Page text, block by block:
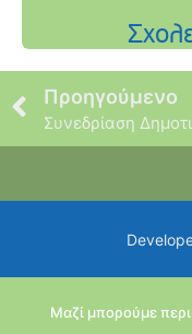
Προηγούμενο
Μαζί μπορούμε